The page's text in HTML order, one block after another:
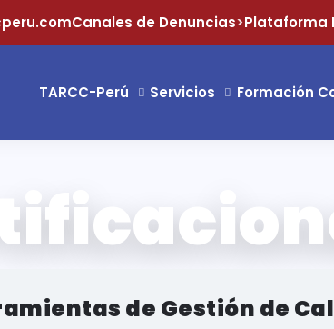
Canales de Denuncias>Plataforma
TARCC-Perú Servicios Formación
de Gestión de